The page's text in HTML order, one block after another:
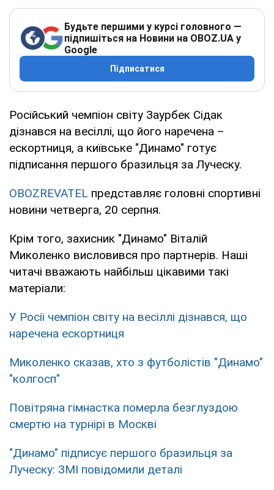
Будьте першими у курсі головного —
підпишіться на Новини на OBOZ.UA у
Google
Підписатися
Російський чемпіон світу Заурбек Сідак
дізнався на весіллі, що його наречена –
ескортниця, а київське "Динамо" готує
підписання першого бразильця за Луческу.
OBOZREVATEL представляє головні спортивні
новини четверга, 20 серпня.
Крім того, захисник "Динамо" Віталій
Миколенко висловився про партнерів. Наші
читачі вважають найбільш цікавими такі
матеріали:
У Росії чемпіон світу на весіллі дізнався, що
наречена ескортниця
Миколенко сказав, хто з футболістів "Динамо"
"колгосп"
Повітряна гімнастка померла безглуздою
смертю на турнірі в Москві
"Динамо" підписує першого бразильця за
Луческу: ЗМІ повідомили деталі